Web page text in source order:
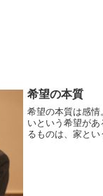
希望の本質
希望の本質は感
いという希望が
るものは、家とい